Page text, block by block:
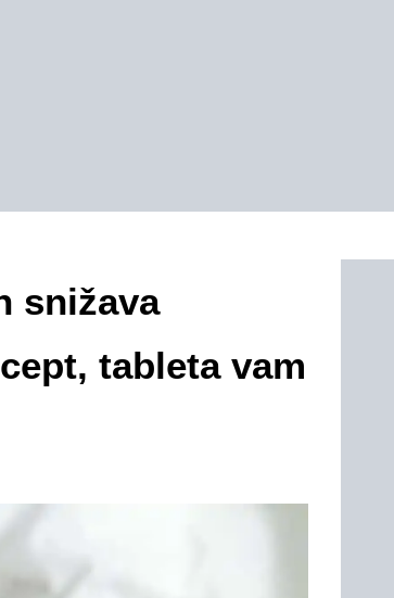
snižava
tableta vam